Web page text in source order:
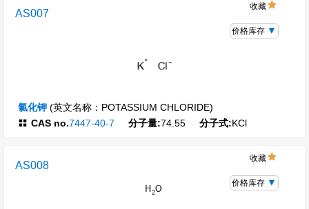
AS007
氯化钾 (英文名称：POTASSIUM CHLORIDE)
CAS no.7447-40-7 分子量:74.55 分子式:KCl
收藏
价格库存
AS008
收藏
价格库存